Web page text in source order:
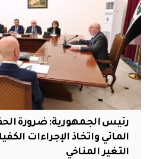
رئيس الجمهورية: ضرورة
المائي واتخاذ الإجراءات
التغير المناخي